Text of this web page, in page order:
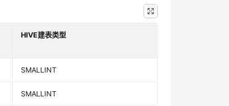
HIVE建表类型
SMALLINT
SMALLINT